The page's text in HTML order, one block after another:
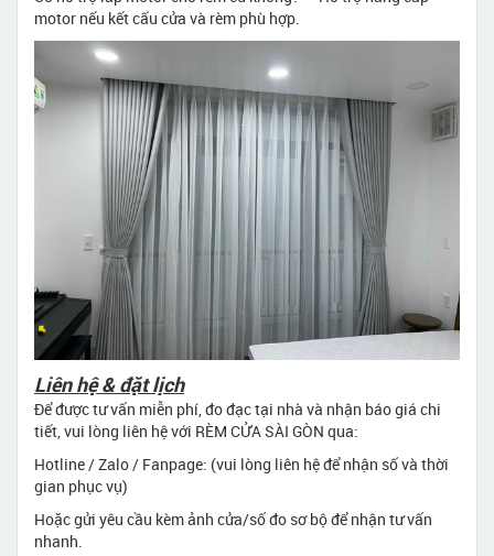
motor nếu kết cấu cửa và rèm phù hợp.
Liên hệ & đặt lịch
Để được tư vấn miễn phí, đo đạc tại nhà và nhận báo giá chi
tiết, vui lòng liên hệ với RÈM CỬA SÀI GÒN qua:
Hotline / Zalo / Fanpage: (vui lòng liên hệ để nhận số và thời
gian phục vụ)
Hoặc gửi yêu cầu kèm ảnh cửa/số đo sơ bộ để nhận tư vấn
nhanh.